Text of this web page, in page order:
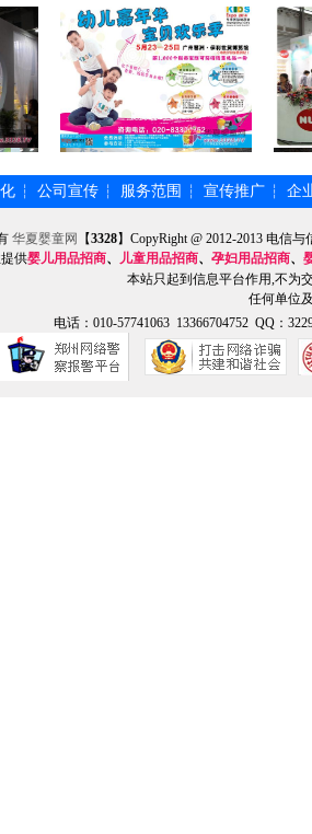
┆ 公司宣传 ┆ 服务范围 ┆ 宣传推广 ┆ 企
华夏婴童网 【3328】CopyRight @ 2012-2013 电信
供婴儿用品招商、 儿童用品招商、 孕妇用品招商、
本站只起到信息平台作用,不为
任何单位
电话：010-57741063 13366704752 QQ：